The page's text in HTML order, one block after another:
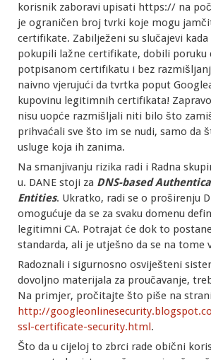
korisnik zaboravi upisati https:// na
je ograničen broj tvrki koje mogu
certifikate. Zabilježeni su slučajevi
pokupili lažne certifikate, dobili poruku
potpisanom certifikatu i bez
naivno vjerujući da tvrtka poput
kupovinu legitimnih certifikata!
nisu uopće razmišljali niti bilo što
prihvaćali sve što im se nudi, samo da
usluge koja ih zanima.
Na smanjivanju rizika radi i Radna
u. DANE stoji za DNS-based
Entities. Ukratko, radi se o proširenju
omogućuje da se za svaku domenu
legitimni CA. Potrajat će dok to postane
standarda, ali je utješno da se na tome
Radoznali i sigurnosno osviješteni
dovoljno materijala za proučavanje,
Na primjer, pročitajte što piše na
http://
ssl-certificate-security.html.
Što da u cijeloj to zbrci rade obični